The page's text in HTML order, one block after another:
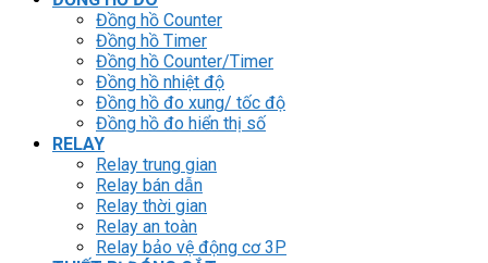
Đồng hồ Counter
Đồng hồ Timer
Đồng hồ Counter/Timer
Đồng hồ nhiệt độ
Đồng hồ đo xung/ tốc độ
Đồng hồ đo hiển thị số
RELAY
Relay trung gian
Relay bán dẫn
Relay thời gian
Relay an toàn
Relay bảo vệ động cơ 3P